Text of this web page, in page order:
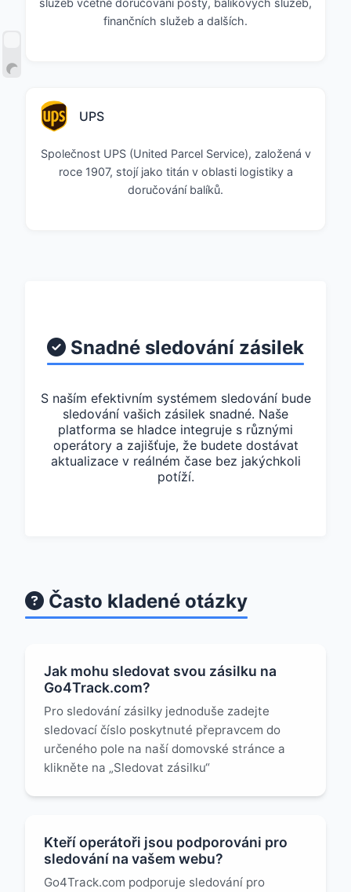
finančních služeb a dalších.
UPS
Společnost UPS (United Parcel Service), založená v
roce 1907, stojí jako titán v oblasti logistiky a
doručování balíků.
Snadné sledování zásilek
S naším efektivním systémem sledování bude
sledování vašich zásilek snadné. Naše
platforma se hladce integruje s různými
operátory a zajišťuje, že budete dostávat
aktualizace v reálném čase bez jakýchkoli
potíží.
Často kladené otázky
Jak mohu sledovat svou zásilku na
Go4Track.com?
Pro sledování zásilky jednoduše zadejte
sledovací číslo poskytnuté přepravcem do
určeného pole na naší domovské stránce a
klikněte na „Sledovat zásilku“
Kteří operátoři jsou podporováni pro
sledování na vašem webu?
Go4Track.com podporuje sledování pro